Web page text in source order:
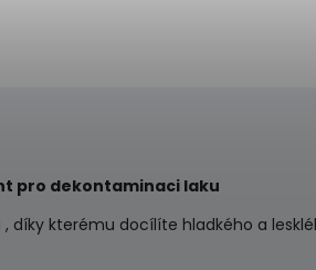
pro dekontaminaci laku
díky kterému docílíte hladkého a